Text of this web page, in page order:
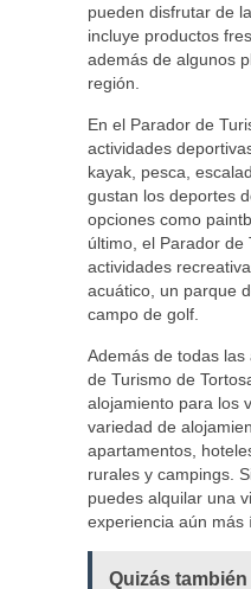
pueden disfrutar de
incluye productos
además de algunos
región.
En el Parador de
actividades
kayak, pesca,
gustan los deportes
opciones como
último, el Parador de
actividades
acuático, un parque
campo de golf.
Además de todas
de Turismo de
alojamiento para los
variedad de
apartamentos,
rurales y campings.
puedes alquilar una
experiencia aún más
Quizás